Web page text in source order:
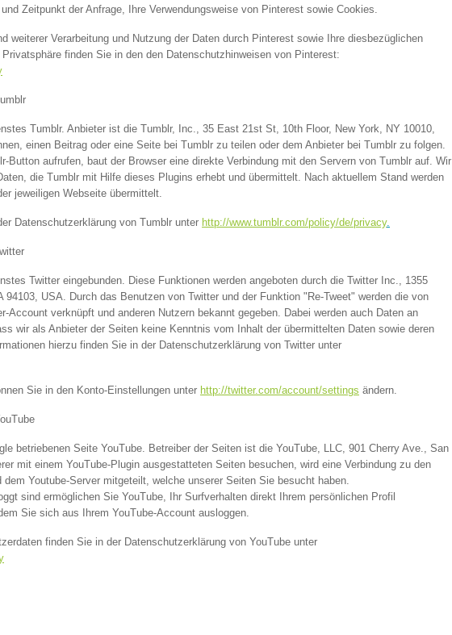
Zeitpunkt der Anfrage, Ihre Verwendungsweise von Pinterest sowie Cookies.
weiterer Verarbeitung und Nutzung der Daten durch Pinterest sowie Ihre diesbezüglichen
finden Sie in den den Datenschutzhinweisen von Pinterest:
Tumblr. Anbieter ist die Tumblr, Inc., 35 East 21st St, 10th Floor, New York, NY 10010,
einen Beitrag oder eine Seite bei Tumblr zu teilen oder dem Anbieter bei Tumblr zu folgen.
Button aufrufen, baut der Browser eine direkte Verbindung mit den Servern von Tumblr auf. Wir
die Tumblr mit Hilfe dieses Plugins erhebt und übermittelt. Nach aktuellem Stand werden
jeweiligen Webseite übermittelt.
Datenschutzerklärung von Tumblr unter http://www.tumblr.com/policy/de/privacy.
Twitter eingebunden. Diese Funktionen werden angeboten durch die Twitter Inc., 1355
USA. Durch das Benutzen von Twitter und der Funktion "Re-Tweet" werden die von
Account verknüpft und anderen Nutzern bekannt gegeben. Dabei werden auch Daten an
wir als Anbieter der Seiten keine Kenntnis vom Inhalt der übermittelten Daten sowie deren
hierzu finden Sie in der Datenschutzerklärung von Twitter unter
Sie in den Konto-Einstellungen unter http://twitter.com/account/settings ändern.
betriebenen Seite YouTube. Betreiber der Seiten ist die YouTube, LLC, 901 Cherry Ave., San
mit einem YouTube-Plugin ausgestatteten Seiten besuchen, wird eine Verbindung zu den
Youtube-Server mitgeteilt, welche unserer Seiten Sie besucht haben.
sind ermöglichen Sie YouTube, Ihr Surfverhalten direkt Ihrem persönlichen Profil
Sie sich aus Ihrem YouTube-Account ausloggen.
finden Sie in der Datenschutzerklärung von YouTube unter